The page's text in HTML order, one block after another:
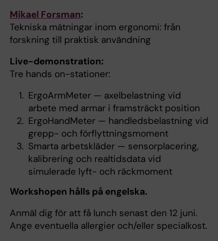
Mikael Forsman:
Tekniska mätningar inom ergonomi: från
forskning till praktisk användning
Live-demonstration:
Tre hands on-stationer:
ErgoArmMeter — axelbelastning vid
arbete med armar i framsträckt position
ErgoHandMeter — handledsbelastning vid
grepp- och förflyttningsmoment
Smarta arbetskläder — sensorplacering,
kalibrering och realtidsdata vid
simulerade lyft- och räckmoment
Workshopen hålls på engelska.
Anmäl dig för att få lunch senast den 12 juni.
Ange eventuella allergier och/eller specialkost.